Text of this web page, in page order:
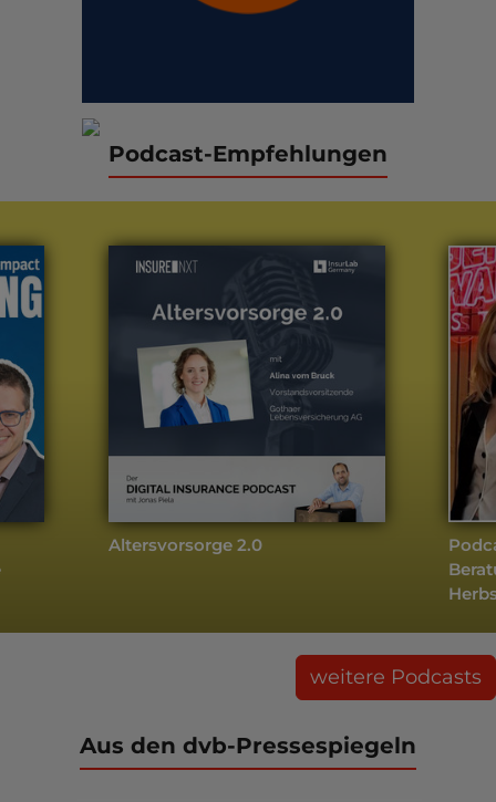
Podcast-Empfehlungen
Altersvorsorge 2.0
weitere Podcasts
Aus den dvb-Pressespiegeln